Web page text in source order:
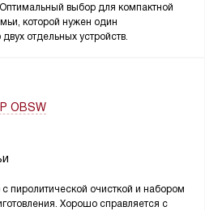
выбор для компактной
которой нужен один
отдельных устройств.
OBSW
пиролитической очисткой и набором
Хорошо справляется с